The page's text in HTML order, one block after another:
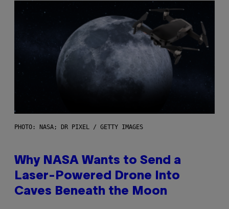
PHOTO: NASA; DR PIXEL / GETTY IMAGES
Why NASA Wants to Send a
Laser-Powered Drone Into
Caves Beneath the Moon